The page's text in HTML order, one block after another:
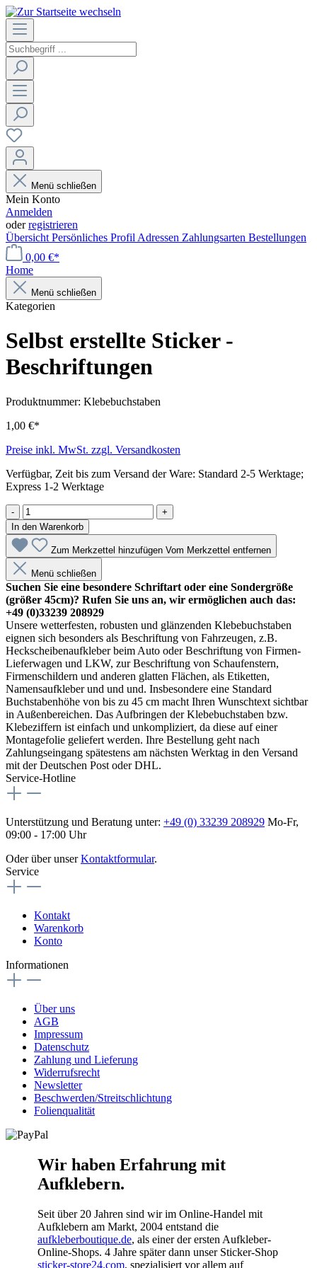
Menü schließen
Mein Konto
Anmelden
oderregistrieren
Übersicht Persönliches Profil Adressen Zahlungsarten Bestellungen
0,00 €*
Home
Menü schließen
Kategorien
Selbst erstellte Sticker -
Beschriftungen
Produktnummer: Klebebuchstaben
1,00 €*
Preise inkl. MwSt. zzgl. Versandkosten
Verfügbar, Zeit bis zum Versand der Ware: Standard 2-5 Werktage;
Express 1-2 Werktage
-
+
In den Warenkorb
Zum Merkzettel hinzufügen Vom Merkzettel entfernen
Menü schließen
Suchen Sie eine besondere Schriftart oder eine Sondergröße
(größer 45cm)? Rufen Sie uns an, wir ermöglichen auch das:
+49 (0)33239 208929
Unsere wetterfesten, robusten und glänzenden Klebebuchstaben
eignen sich besonders als Beschriftung von Fahrzeugen, z.B.
Heckscheibenaufkleber beim Auto oder Beschriftung von Firmen-
Lieferwagen und LKW, zur Beschriftung von Schaufenstern,
Firmenschildern und anderen glatten Flächen, als Etiketten,
Namensaufkleber und und und. Insbesondere eine Standard
Buchstabenhöhe von bis zu 45 cm macht Ihren Wunschtext sichtbar
in Außenbereichen. Das Aufbringen der Klebebuchstaben bzw.
Klebeziffern ist einfach und unkompliziert, da diese auf einer
Montagefolie geliefert werden. Ihre Bestellung geht nach
Zahlungseingang spätestens am nächsten Werktag in den Versand
mit der Deutschen Post oder DHL.
Service-Hotline
Unterstützung und Beratung unter: +49 (0) 33239 208929 Mo-Fr,
09:00 - 17:00 Uhr
Oder über unserKontaktformular.
Service
Kontakt
Warenkorb
Konto
Informationen
Über uns
AGB
Impressum
Datenschutz
Zahlung und Lieferung
Widerrufsrecht
Newsletter
Beschwerden/Streitschlichtung
Folienqualität
Wir haben Erfahrung mit
Aufklebern.
Seit über 20 Jahren sind wir im Online-Handel mit
Aufklebern am Markt, 2004 entstand die
aufkleberboutique.de, als einer der ersten Aufkleber-
Online-Shops. 4 Jahre später dann unser Sticker-Shop
sticker-store24.com, spezialisiert vor allem auf